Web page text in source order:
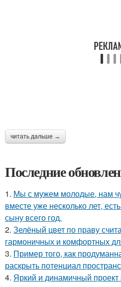
читать дальше →
Последние
1. Мы с мужем молодые, нам
вместе уже несколько лет,
сыну всего год.
2. Зелёный цвет по праву
гармоничных и комфортных
3. Пример того, как
раскрыть потенциал
4. Яркий и динамичный проект